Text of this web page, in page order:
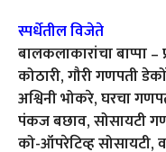
स्पर्धेतील विजेते
बालकलाकारांचा बाप्पा –
कोठारी, गौरी गणपती
अश्विनी भोकरे, घरचा
पंकज बछाव, सोसायटी
को-ऑपरेटिव्ह सोसायटी,